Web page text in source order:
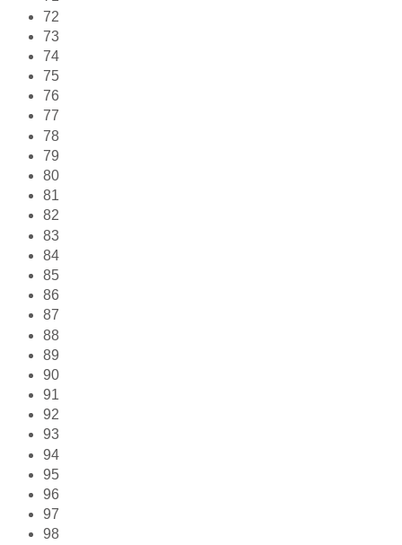
72
73
74
75
76
77
78
79
80
81
82
83
84
85
86
87
88
89
90
91
92
93
94
95
96
97
98